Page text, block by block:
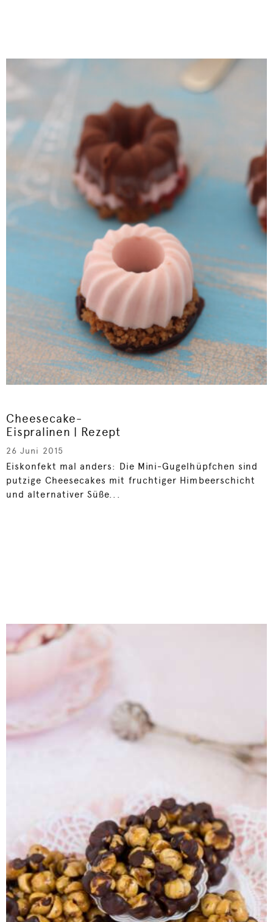
Cheesecake-
Eispralinen | Rezept
26 Juni 2015
Eiskonfekt mal anders: Die Mini-Gugelhüpfchen sind
putzige Cheesecakes mit fruchtiger Himbeerschicht
und alternativer Süße...